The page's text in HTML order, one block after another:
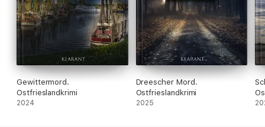
Gewittermord.
Ostfrieslandkrimi
2024
Dreescher Mord.
Ostfrieslandkrimi
2025